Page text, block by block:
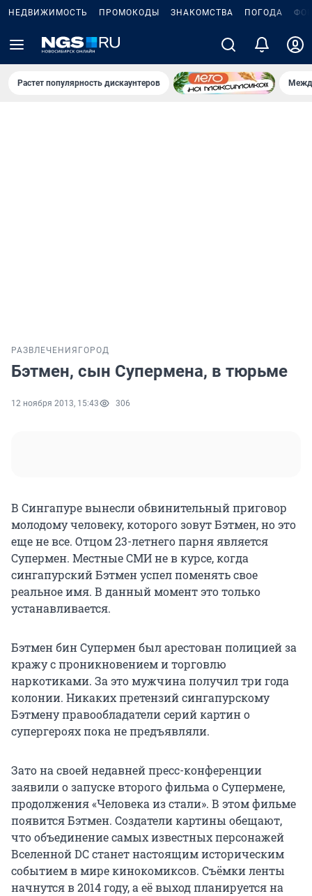
НЕДВИЖИМОСТЬ ПРОМОКОДЫ ЗНАКОМСТВА ПОГОДА
Растет популярность дискаунтеров
РАЗВЛЕЧЕНИЯ ГОРОД
Бэтмен, сын Супермена, в тюрьме
12 ноября 2013, 15:43 306
В Сингапуре вынесли обвинительный приговор
молодому человеку, которого зовут Бэтмен, но это
еще не все. Отцом 23-летнего парня является
Супермен. Местные СМИ не в курсе, когда
сингапурский Бэтмен успел поменять свое
реальное имя. В данный момент это только
устанавливается.
Бэтмен бин Супермен был арестован полицией за
кражу с проникновением и торговлю
наркотиками. За это мужчина получил три года
колонии. Никаких претензий сингапурскому
Бэтмену правообладатели серий картин о
супергероях пока не предъявляли.
Зато на своей недавней пресс-конференции
заявили о запуске второго фильма о Супермене,
продолжения «Человека из стали». В этом фильме
появится Бэтмен. Создатели картины обещают,
что объединение самых известных персонажей
Вселенной DC станет настоящим историческим
событием в мире кинокомиксов. Съёмки ленты
начнутся в 2014 году, а её выход планируется на